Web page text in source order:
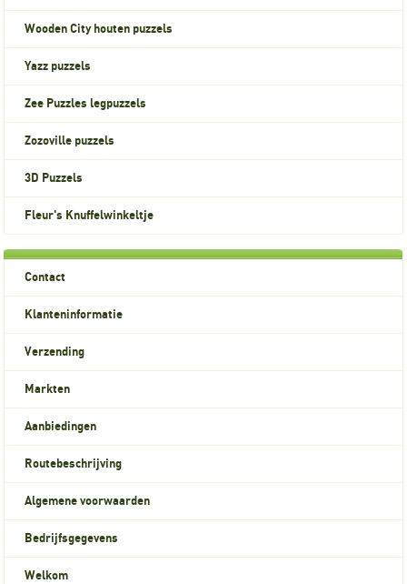
Wooden City houten puzzels
Yazz puzzels
Zee Puzzles legpuzzels
Zozoville puzzels
3D Puzzels
Fleur's Knuffelwinkeltje
Contact
Klanteninformatie
Verzending
Markten
Aanbiedingen
Routebeschrijving
Algemene voorwaarden
Bedrijfsgegevens
Welkom